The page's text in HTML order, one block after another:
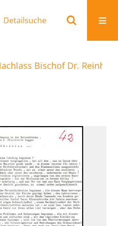
Detailsuche
Bischof Dr.